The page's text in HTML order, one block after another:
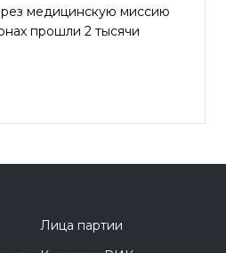
медицинскую миссию
прошли 2 тысячи
Лица партии